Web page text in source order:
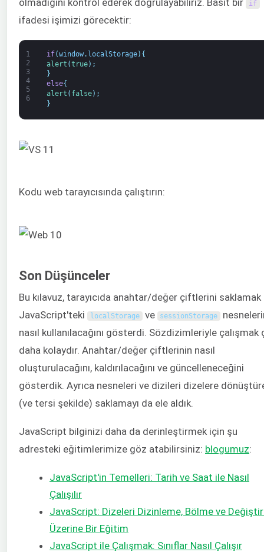
olmadığını kontrol ederek doğrulayabiliriz. Basit bir if
ifadesi işimizi görecektir:
1
2
3
4
5
6
if(window. localStorage) {
alert (true) ;
}
else{
alert ( false) ;
}
Kodu web tarayıcısında çalıştırın:
Son Düşünceler
Bu kılavuz, tarayıcıda anahtar/değer çiftlerini saklamak
JavaScript'teki
localStorage ve sessionStorage
nasıl kullanılacağını gösterdi. Sözdizimleriyle çalışmak
daha kolaydır. Anahtar/değer çiftlerinin nasıl
oluşturulacağını, kaldırılacağını ve güncelleneceğini
gösterdik. Ayrıca nesneleri ve dizileri dizelere
(ve tersi şekilde) saklamayı da ele aldık.
JavaScript bilginizi daha da derinleştirmek için şu
adresteki eğitimlerimize göz atabilirsiniz: blogumuz:
JavaScript'in Temelleri: Tarih ve Saat ile Nasıl
Çalışılır
JavaScript: Dizeleri Dizinleme, Bölme ve
Üzerine Bir Eğitim
JavaScript ile Çalışmak: Sınıflar Nasıl Çalışır